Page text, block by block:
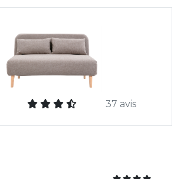
37 avis